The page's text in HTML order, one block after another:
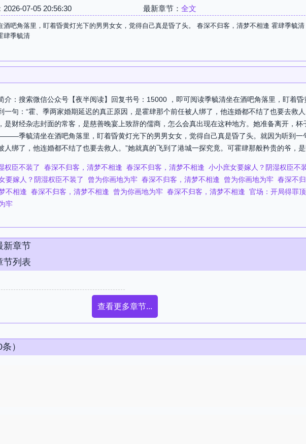
2026-07-05 20:56:30
最新章节： 全文
酒吧角落里，盯着昏黄灯光下的男男女女，觉得自己真是昏了头。 春深不归客，清梦不相逢 霍肆季毓
肆季毓清
介：搜索微信公众号【夜半阅读】回复书号：15000 ，即可阅读季毓清坐在酒吧角落里，盯着
句：“霍、季两家婚期延迟的真正原因，是霍肆那个前任被人绑了，他连婚都不结了也要去救
是财经杂志封面的常客，是慈善晚宴上致辞的儒商，怎么会真出现在这种地方。她准备离开，
毓清坐在酒吧角落里，盯着昏黄灯光下的男男女女，觉得自己真是昏了头。就因为听到一
绑了，他连婚都不结了也要去救人。”她就真的飞到了港城一探究竟。可霍肆那般矜贵的爷，是
权臣不装了 春深不归客，清梦不相逢 春深不归客，清梦不相逢 小小庶女要嫁人？阴湿权臣不
要嫁人？阴湿权臣不装了 曾为你画地为牢 春深不归客，清梦不相逢 曾为你画地为牢 春深不
不相逢 春深不归客，清梦不相逢 曾为你画地为牢 春深不归客，清梦不相逢 官场：开局得罪
牢
新章节
节列表
查看更多章节...
）